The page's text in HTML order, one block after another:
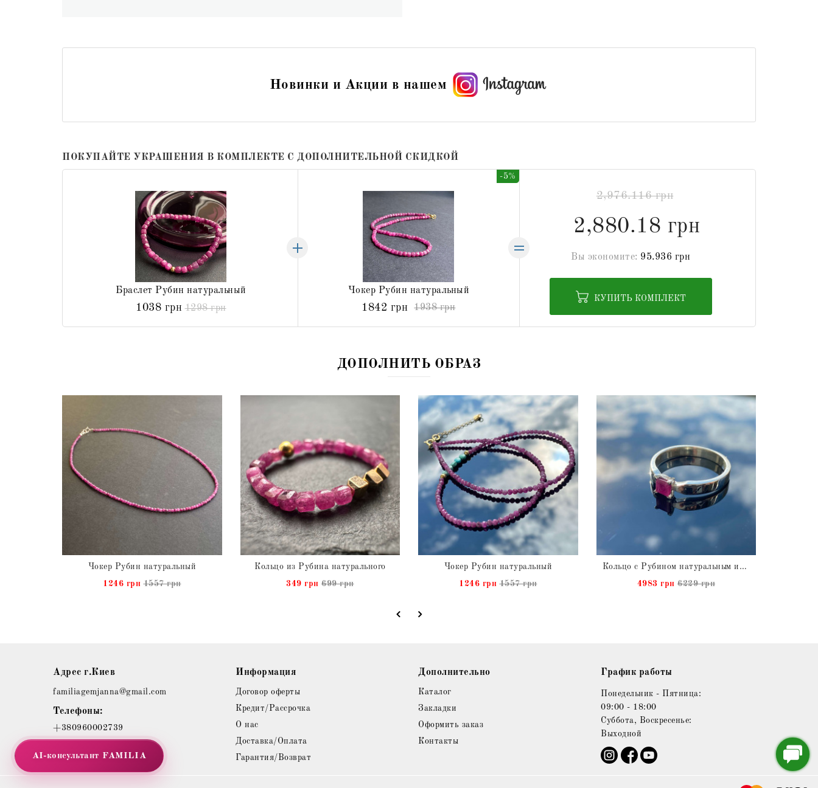
Новинки и Акции в нашем
ПОКУПАЙТЕ УКРАШЕНИЯ В КОМПЛЕКТЕ С ДОПОЛНИТЕЛЬНОЙ СКИДКОЙ
1038 грн 1298 грн
Браслет Рубин натуральный
-5%
Чокер Рубин натуральный
1842 грн 1938 грн
2,976.116 грн
2,880.18 грн
Вы экономите: 95.936 грн
КУПИТЬ КОМПЛЕКТ
ДОПОЛНИТЬ ОБРАЗ
Чокер Рубин натуральный
1246 грн 1557 грн
Кольцо из Рубина натурального
349 грн 699 грн
Чокер Рубин натуральный
1246 грн 1557 грн
Кольцо с Рубином натуральным из серебра
4983 грн 6229 грн
Адрес г.Киев
familiagemjanna@gmail.com
Телефоны:
+380960002739
Информация
Договор оферты
Кредит/Рассрочка
О нас
Доставка/Оплата
Гарантия/Возврат
Дополнительно
Каталог
Закладки
Оформить заказ
Контакты
График работы
Понедельник - Пятница:
09:00 - 18:00
Суббота, Воскресенье:
Выходной
AI-консультант FAMILIA